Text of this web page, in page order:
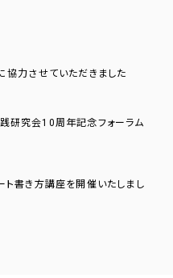
協力させていただきました
研究会10周年記念フォーラム
ト書き方講座を開催いたしまし